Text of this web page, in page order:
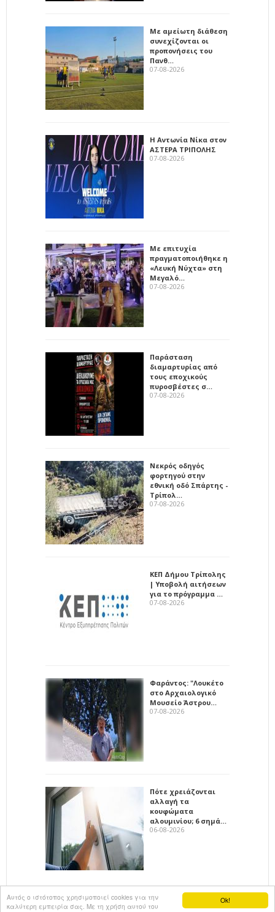
Ok!
Αυτός ο ιστότοπος χρησιμοποιεί cookies για την
καλύτερη εμπειρία σας. Με τη χρήση αυτού του
Με αμείωτη διάθεση
συνεχίζονται οι
προπονήσεις του
Πανθ…
07-08-2026
Η Αντωνία Νίκα στον
ΑΣΤΕΡΑ ΤΡΙΠΟΛΗΣ
07-08-2026
Με επιτυχία
πραγματοποιήθηκε η
«Λευκή Νύχτα» στη
Μεγαλό…
07-08-2026
Παράσταση
διαμαρτυρίας από
τους εποχικούς
πυροσβέστες σ…
07-08-2026
Νεκρός οδηγός
φορτηγού στην
εθνική οδό Σπάρτης -
Τρίπολ…
07-08-2026
ΚΕΠ Δήμου Τρίπολης
| Υποβολή αιτήσεων
για το πρόγραμμα …
07-08-2026
Φαράντος: "Λουκέτο
στο Αρχαιολογικό
Μουσείο Άστρου…
07-08-2026
Πότε χρειάζονται
αλλαγή τα
κουφώματα
αλουμινίου; 6 σημά…
06-08-2026
All rights reservedKalimeraArkadia